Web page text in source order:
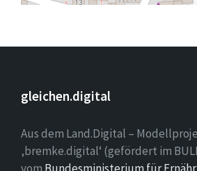
gleichen.digital
Aus dem Land.Digital –
‚bremke.digital‘ (gefördert im